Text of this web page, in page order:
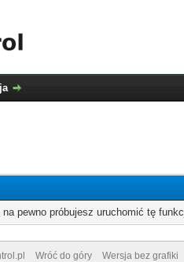
pewno próbujesz uruchomić tę
Wróć do góry Wersja bez grafiki